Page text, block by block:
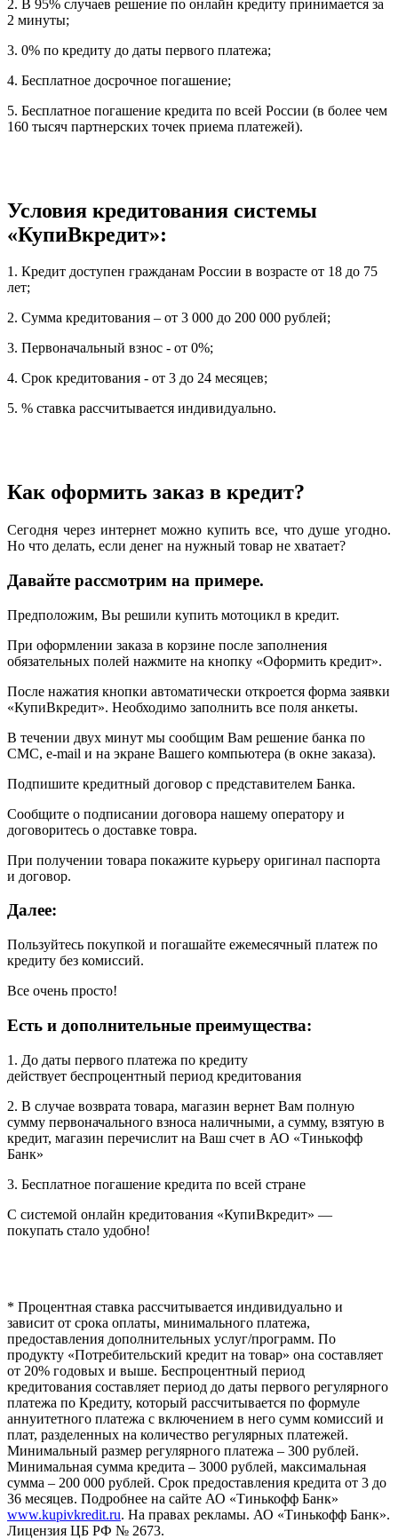
2. В 95% случаев решение по онлайн кредиту принимается за
2 минуты;
3. 0% по кредиту до даты первого платежа;
4. Бесплатное досрочное погашение;
5. Бесплатное погашение кредита по всей России (в более чем
160 тысяч партнерских точек приема платежей).
Условия кредитования системы
«КупиВкредит»:
1. Кредит доступен гражданам России в возрасте от 18 до 75
лет;
2. Сумма кредитования – от 3 000 до 200 000 рублей;
3. Первоначальный взнос - от 0%;
4. Срок кредитования - от 3 до 24 месяцев;
5. % ставка рассчитывается индивидуально.
Как оформить заказ в кредит?
Сегодня через интернет можно купить все, что душе угодно.
Но что делать, если денег на нужный товар не хватает?
Давайте рассмотрим на примере.
Предположим, Вы решили купить мотоцикл в кредит.
При оформлении заказа в корзине после заполнения
обязательных полей нажмите на кнопку «Оформить кредит».
После нажатия кнопки автоматически откроется форма заявки
«КупиВкредит». Необходимо заполнить все поля анкеты.
В течении двух минут мы сообщим Вам решение банка по
СМС, e-mail и на экране Вашего компьютера (в окне заказа).
Подпишите кредитный договор с представителем Банка.
Сообщите о подписании договора нашему оператору и
договоритесь о доставке товра.
При получении товара покажите курьеру оригинал паспорта
и договор.
Далее:
Пользуйтесь покупкой и погашайте ежемесячный платеж по
кредиту без комиссий.
Все очень просто!
Есть и дополнительные преимущества:
1. До даты первого платежа по кредиту
действует беспроцентный период кредитования
2. В случае возврата товара, магазин вернет Вам полную
сумму первоначального взноса наличными, а сумму, взятую в
кредит, магазин перечислит на Ваш счет в АО «Тинькофф
Банк»
3. Бесплатное погашение кредита по всей стране
С системой онлайн кредитования «КупиВкредит» —
покупать стало удобно!
* Процентная ставка рассчитывается индивидуально и
зависит от срока оплаты, минимального платежа,
предоставления дополнительных услуг/программ. По
продукту «Потребительский кредит на товар» она составляет
от 20% годовых и выше. Беспроцентный период
кредитования составляет период до даты первого регулярного
платежа по Кредиту, который рассчитывается по формуле
аннуитетного платежа с включением в него сумм комиссий и
плат, разделенных на количество регулярных платежей.
Минимальный размер регулярного платежа – 300 рублей.
Минимальная сумма кредита – 3000 рублей, максимальная
сумма – 200 000 рублей. Срок предоставления кредита от 3 до
36 месяцев. Подробнее на сайте АО «Тинькофф Банк»
www.kupivkredit.ru. На правах рекламы. АО «Тинькофф Банк».
Лицензия ЦБ РФ № 2673.